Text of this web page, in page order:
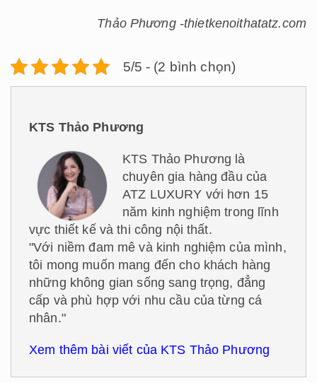
Thảo Phương -thietkenoithatatz.com
5/5 - (2 bình chọn)
KTS Thảo Phương
KTS Thảo Phương là
chuyên gia hàng đầu của
ATZ LUXURY với hơn 15
năm kinh nghiệm trong lĩnh
vực thiết kế và thi công nội thất.
"Với niềm đam mê và kinh nghiệm của mình,
tôi mong muốn mang đến cho khách hàng
những không gian sống sang trọng, đẳng
cấp và phù hợp với nhu cầu của từng cá
nhân."
Xem thêm bài viết của KTS Thảo Phương